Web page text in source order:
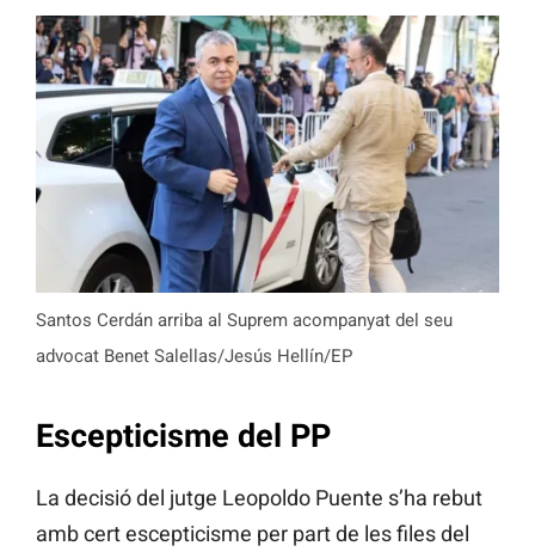
Santos Cerdán arriba al Suprem acompanyat del seu
advocat Benet Salellas/Jesús Hellín/EP
Escepticisme del PP
La decisió del jutge Leopoldo Puente s’ha rebut
amb cert escepticisme per part de les files del